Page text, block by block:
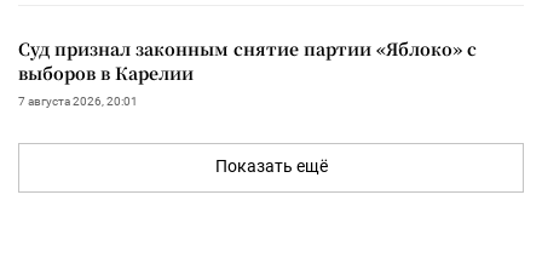
Суд признал законным снятие партии «Яблоко» с
выборов в Карелии
7 августа 2026, 20:01
Показать ещё